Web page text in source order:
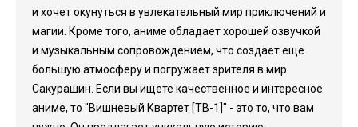
и хочет окунуться в увлекательный мир приключений и
магии. Кроме того, аниме обладает хорошей озвучкой
и музыкальным сопровождением, что создаёт ещё
большую атмосферу и погружает зрителя в мир
Сакурашин. Если вы ищете качественное и интересное
аниме, то "Вишневый Квартет [ТВ-1]" - это то, что вам